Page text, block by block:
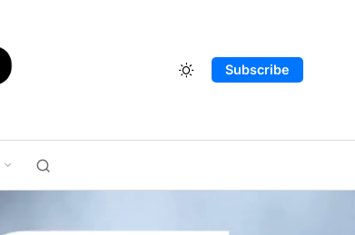
Subscribe